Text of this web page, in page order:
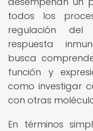
todos los
regulación
respuesta
busca
función y
como investigar
con otras
En términos